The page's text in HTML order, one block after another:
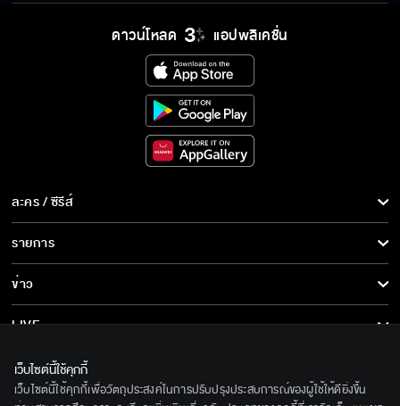
ดาวน์โหลด แอปพลิเคชั่น
ละคร / ซีรีส์
ซีรีส์นานาชาติ
การ์ตูน & เกม
รายการ
ข่าว
ข่าวประชาสัมพันธ์
LIVE
เกี่ยวกับเรา
BEC World
เว็บไซต์นี้ใช้คุกกี้
เว็บไซต์นี้ใช้คุกกี้เพื่อวัตถุประสงค์ในการปรับปรุงประสบการณ์ของผู้ใช้ให้ดียิ่งขึ้น